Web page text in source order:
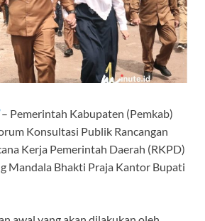
– Pemerintah Kabupaten (Pemkab)
Konsultasi Publik Rancangan
Kerja Pemerintah Daerah (RKPD)
Mandala Bhakti Praja Kantor Bupati